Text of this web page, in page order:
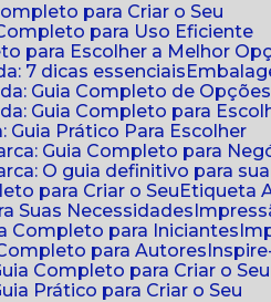
para Criar o Seu
para Uso Eficiente
para Escolher a Melhor
7 dicas essenciais
Guia Completo de Opções
Guia Completo para
Guia Prático Para Escolher
Guia Completo para
O guia definitivo para
para Criar o Seu
Etiqueta
Suas Necessidades
Completo para Iniciantes
para Autores
Completo para Criar o Seu
Prático para Criar o Seu